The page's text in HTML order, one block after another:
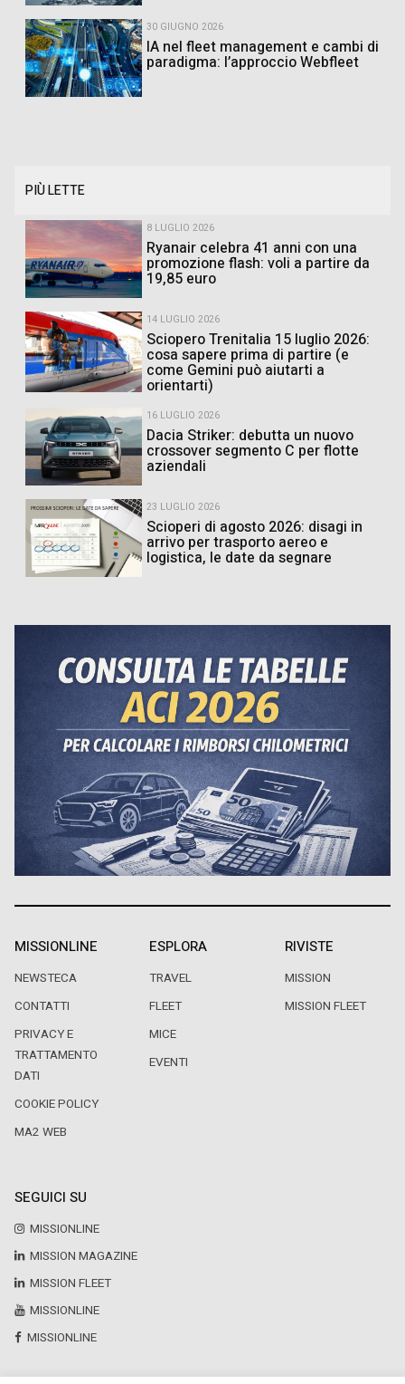
30 GIUGNO 2026
IA nel fleet management e cambi di
paradigma: l’approccio Webfleet
PIÙ LETTE
8 LUGLIO 2026
Ryanair celebra 41 anni con una
promozione flash: voli a partire da
19,85 euro
14 LUGLIO 2026
Sciopero Trenitalia 15 luglio 2026:
cosa sapere prima di partire (e
come Gemini può aiutarti a
orientarti)
16 LUGLIO 2026
Dacia Striker: debutta un nuovo
crossover segmento C per flotte
aziendali
23 LUGLIO 2026
Scioperi di agosto 2026: disagi in
arrivo per trasporto aereo e
logistica, le date da segnare
MISSIONLINE
NEWSTECA
CONTATTI
PRIVACY E
TRATTAMENTO
DATI
COOKIE POLICY
MA2 WEB
ESPLORA
TRAVEL
FLEET
MICE
EVENTI
RIVISTE
MISSION
MISSION FLEET
SEGUICI SU
MISSIONLINE
MISSION MAGAZINE
MISSION FLEET
MISSIONLINE
MISSIONLINE